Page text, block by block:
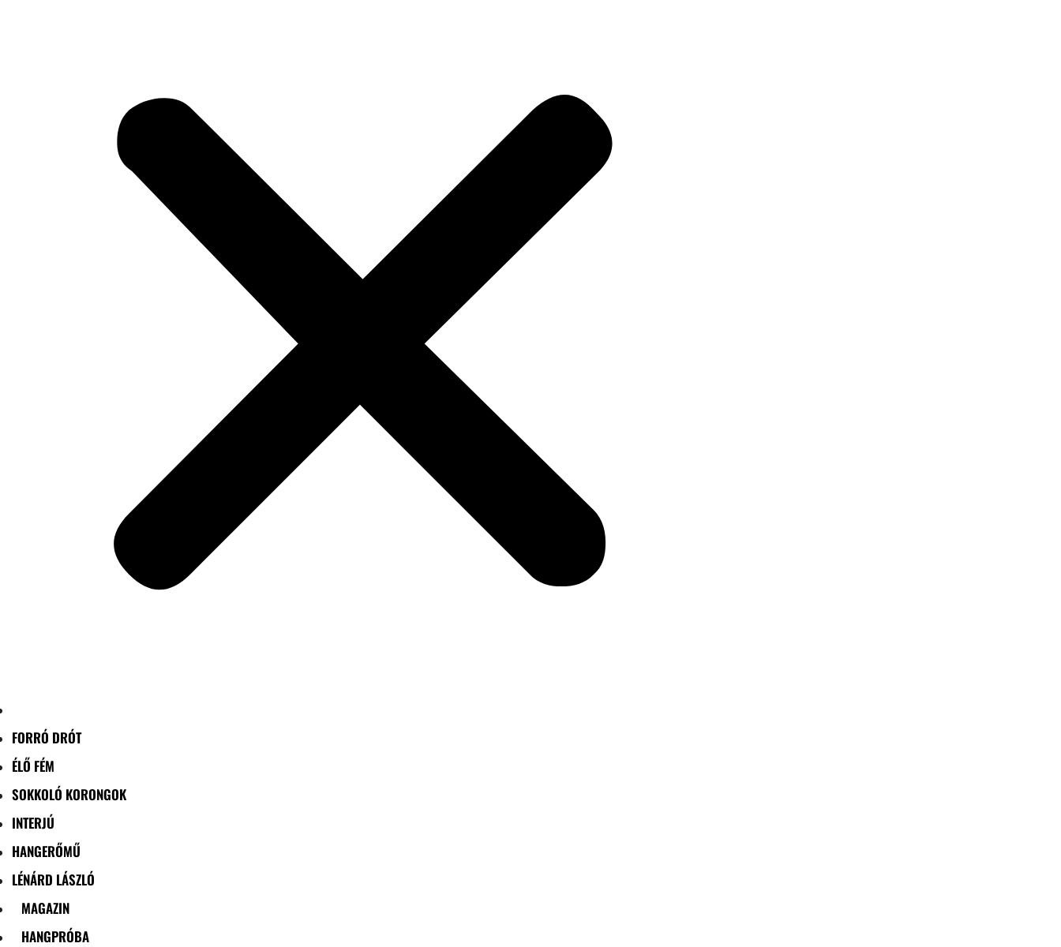
FORRÓ DRÓT
ÉLŐ FÉM
SOKKOLÓ KORONGOK
INTERJÚ
HANGERŐMŰ
LÉNÁRD LÁSZLÓ
MAGAZIN
HANGPRÓBA